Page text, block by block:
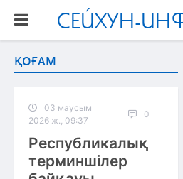
СЕЙХУН-
ҚОҒАМ
03 маусым
2026 ж., 09:37
0
Республикалық
терминшілер